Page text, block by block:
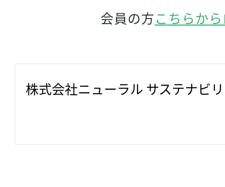
会員の方こちらか
株式会社ニューラル サステナビ